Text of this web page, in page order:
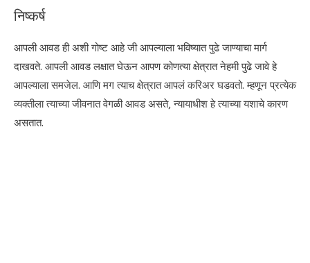
निष्कर्ष
आपली आवड ही अशी गोष्ट आहे जी आपल्याला भविष्यात पुढे जाण्याचा मार्ग
दाखवते. आपली आवड लक्षात घेऊन आपण कोणत्या क्षेत्रात नेहमी पुढे जावे हे
आपल्याला समजेल. आणि मग त्याच क्षेत्रात आपलं करिअर घडवतो. म्हणून प्रत्येक
व्यक्तीला त्याच्या जीवनात वेगळी आवड असते, न्यायाधीश हे त्याच्या यशाचे कारण
असतात.